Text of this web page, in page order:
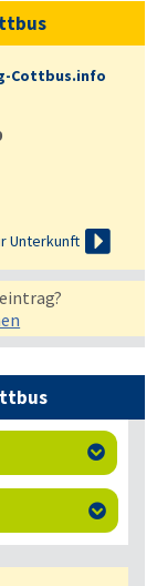
Cottbus.info
Unterkunft 

